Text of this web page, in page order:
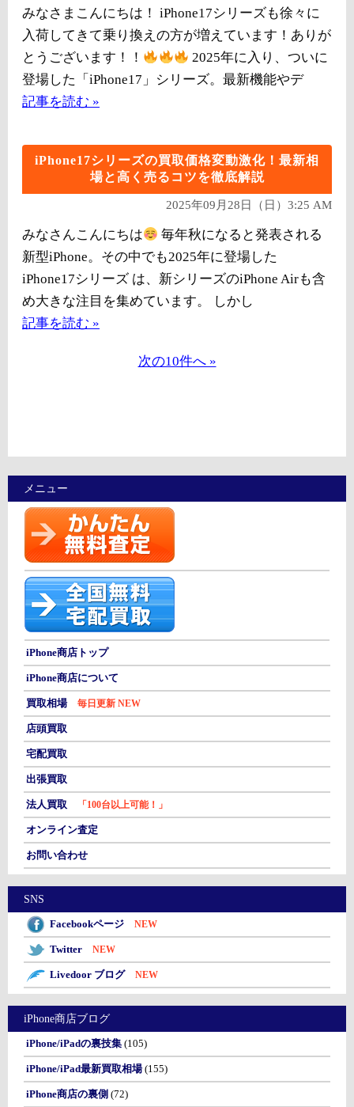
みなさまこんにちは！ iPhone17シリーズも徐々に
入荷してきて乗り換えの方が増えています！ありが
とうございます！！
2025年に入り、ついに
登場した「iPhone17」シリーズ。最新機能やデ
記事を読む »
iPhone17シリーズの買取価格変動激化！最新相
場と高く売るコツを徹底解説
2025年09月28日（日）3:25 AM
みなさんこんにちは
毎年秋になると発表される
新型iPhone。その中でも2025年に登場した
iPhone17シリーズ は、新シリーズのiPhone Airも含
め大きな注目を集めています。 しかし
記事を読む »
次の10件へ »
メニュー
iPhone商店トップ
iPhone商店について
買取相場 毎日更新 NEW
店頭買取
宅配買取
出張買取
法人買取 「100台以上可能！」
オンライン査定
お問い合わせ
SNS
Facebookページ NEW
Twitter NEW
Livedoor ブログ NEW
iPhone商店ブログ
iPhone/iPadの裏技集(105)
iPhone/iPad最新買取相場(155)
iPhone商店の裏側 (72)